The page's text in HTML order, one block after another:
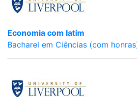
Economia com latim
Bacharel em Ciências (com